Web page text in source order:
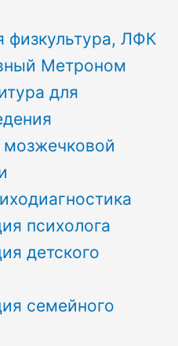
физкультура, ЛФК
Метроном
для
мозжечковой
психолога
детского
семейного